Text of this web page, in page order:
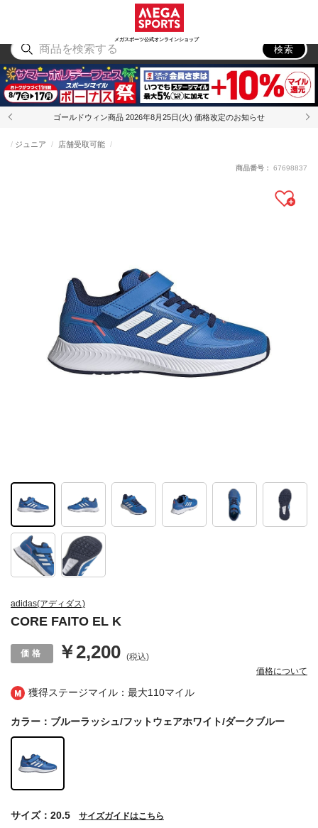
メガスポーツ公式オンラインショップ
アウトドア
検索
ゴールドウィン商品 2026年8月25日(火) 価格改定のお知らせ
獲得ステージマイル：最大110マイル
adidas(アディダス)
CORE FAITO EL K
ジュニア 店舗受取可能
￥2,200 (税込)
価格について
商品番号： 67698837
カラー：ブルーラッシュ/フットウェアホワイト/ダークブルー
サイズ：20.5 サイズガイドはこちら